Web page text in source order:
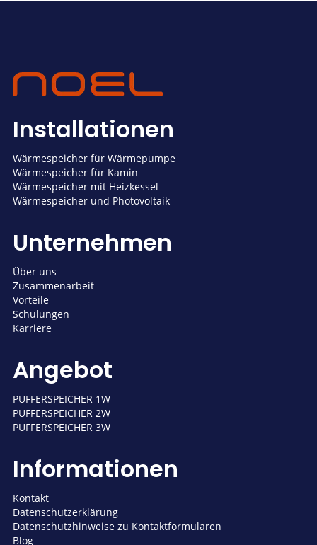
Installationen
Wärmespeicher für Wärmepumpe
Wärmespeicher für Kamin
Wärmespeicher mit Heizkessel
Wärmespeicher und Photovoltaik
Unternehmen
Über uns
Zusammenarbeit
Vorteile
Schulungen
Karriere
Angebot
PUFFERSPEICHER 1W
PUFFERSPEICHER 2W
PUFFERSPEICHER 3W
Informationen
Kontakt
Datenschutzerklärung
Datenschutzhinweise zu Kontaktformularen
Blog